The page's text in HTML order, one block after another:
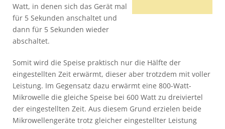
Watt, in denen sich das Gerät mal
für 5 Sekunden anschaltet und
dann für 5 Sekunden wieder
abschaltet.
Somit wird die Speise praktisch nur die Hälfte der
eingestellten Zeit erwärmt, dieser aber trotzdem mit voller
Leistung. Im Gegensatz dazu erwärmt eine 800-Watt-
Mikrowelle die gleiche Speise bei 600 Watt zu dreiviertel
der eingestellten Zeit. Aus diesem Grund erzielen beide
Mikrowellengeräte trotz gleicher eingestellter Leistung